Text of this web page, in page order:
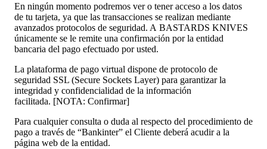
En ningún momento podremos ver o tener acceso a los datos
de tu tarjeta, ya que las transacciones se realizan mediante
avanzados protocolos de seguridad. A BASTARDS KNIVES
únicamente se le remite una confirmación por la entidad
bancaria del pago efectuado por usted.
La plataforma de pago virtual dispone de protocolo de
seguridad SSL (Secure Sockets Layer) para garantizar la
integridad y confidencialidad de la información
facilitada. [NOTA: Confirmar]
Para cualquier consulta o duda al respecto del procedimiento de
pago a través de “Bankinter” el Cliente deberá acudir a la
página web de la entidad.